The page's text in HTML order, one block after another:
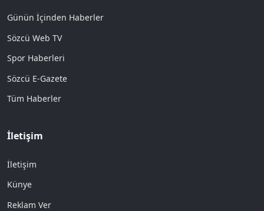
Günün İçinden Haberler
Sözcü Web TV
Spor Haberleri
Sözcü E-Gazete
Tüm Haberler
İletişim
İletişim
Künye
Reklam Ver